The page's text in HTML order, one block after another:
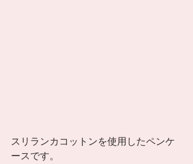
スリランカコットンを使用したペンケ
ースです。